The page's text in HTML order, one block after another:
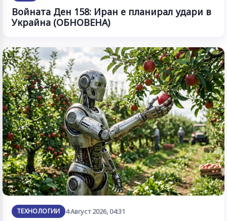
Войната Ден 158: Иран е планирал удари в
Украйна (ОБНОВЕНА)
ТЕХНОЛОГИИ 4 Август 2026, 04:31